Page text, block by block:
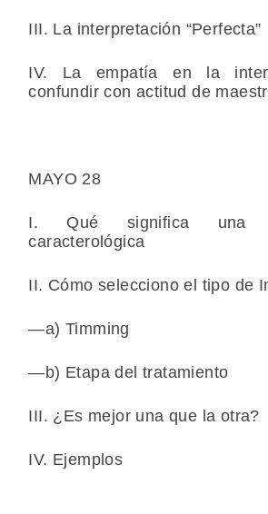
III. La interpretación “Perfecta”
IV. La empatía en la
confundir con actitud de
MAYO 28
I. Qué significa una
caracterológica
II. Cómo selecciono el tipo de
—a) Timming
—b) Etapa del tratamiento
III. ¿Es mejor una que la otra?
IV. Ejemplos